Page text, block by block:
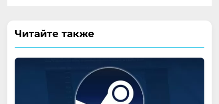
Читайте также